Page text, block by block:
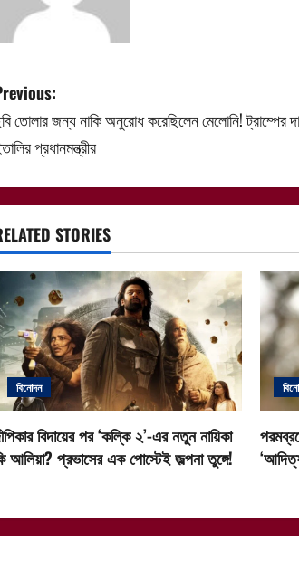
তোলার জন্য নাকি অনুরোধ করেছিলেন মেলোনি! ট্রাম্পের
প্রধানমন্ত্রীর
STORIES
বিনোদন
বিদায়ের পর ‘কল্কি ২’-এর নতুন নায়িকা
আলিয়া? প্রভাসের এক পোস্টেই জল্পনা তুঙ্গে!